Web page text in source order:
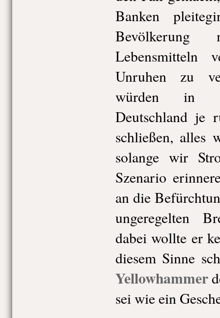
Banken
Lebensmitteln
Unruhen zu
würden in
Deutschland je
schließen, alles
solange wir
Szenario
an die
ungeregelten
dabei wollte er
diesem Sinne
Yellowhammer
sei wie ein